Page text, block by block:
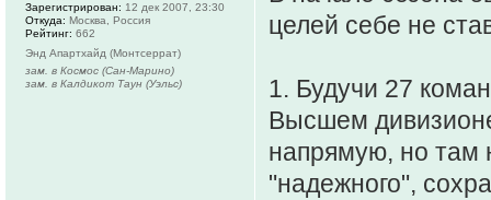
целей себе не
1. Будучи 27
Высшем
напрямую, но там
"надежного",
Зарегистрирован: 12 дек 2007, 23:30
Откуда: Москва, Россия
Рейтинг: 662
Энд Апартхайд (Монтсеррат)
зам. в Космос (Сан-Марино)
зам. в Калдикот Таун (Уэльс)